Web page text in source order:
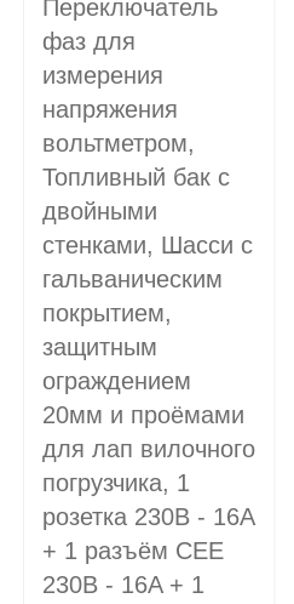
Переключатель
фаз для
измерения
напряжения
вольтметром,
Топливный бак с
двойными
стенками, Шасси с
гальваническим
покрытием,
защитным
ограждением
20мм и проёмами
для лап вилочного
погрузчика, 1
розетка 230В - 16A
+ 1 разъём СЕЕ
230В - 16A + 1